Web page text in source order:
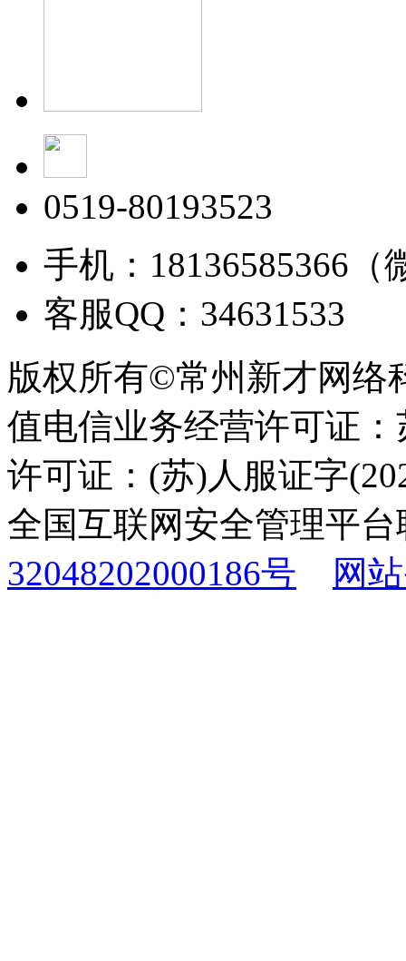
0519-80193523
手机：18136585366（
客服QQ：34631533
版权所有©常州新才网络
值电信业务经营许可证
许可证：(苏)人服证字
全国互联网安全管理平
32048202000186号
网